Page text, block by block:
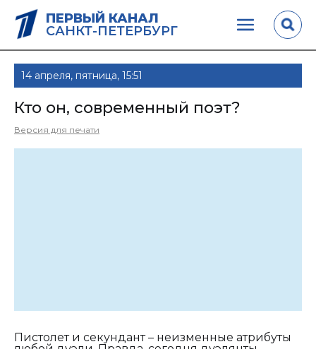
ПЕРВЫЙ КАНАЛ
САНКТ-ПЕТЕРБУРГ
14 апреля, пятница, 15:51
Кто он, современный поэт?
Версия для печати
Пистолет и секундант – неизменные атрибуты